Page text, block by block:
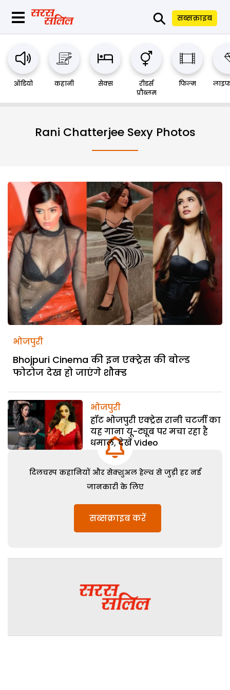
⚲ सब्सक्राइब
ऑडियो कहानी सेक्स
रीडर्स
प्रौब्लम
फिल्म
Rani Chatterjee Sexy Photos
भोजपुरी
Bhojpuri Cinema की इन एक्ट्रेस की बोल्ड
फोटोज देख हो जाएंगे शौक्ड
भोजपुरी
हॉट भोजपुरी एक्ट्रेस रानी चटर्जी का
यह गाना यू-ट्यूब पर मचा रहा है
धमाल, देखें Video
दिलचस्प कहानियों और सेक्शुअल हेल्थ से जुड़ी हर नई
जानकारी के लिए
सब्सक्राइब करें